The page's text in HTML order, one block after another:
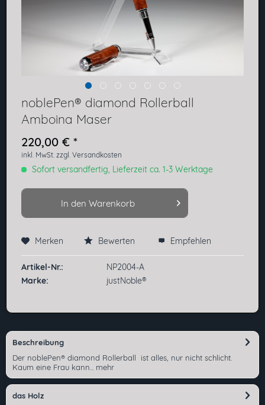
noblePen® diamond Rollerball
Amboina Maser
220,00 € *
inkl. MwSt. zzgl. Versandkosten
Sofort versandfertig, Lieferzeit ca. 1-3 Werktage
In den Warenkorb
Preis anfragen
Merken Bewerten Empfehlen
Artikel-Nr.:
NP2004-A
Marke:
justNoble®
Beschreibung
Der noblePen® diamond Rollerball ist alles, nur nicht schlicht.
Kaum eine Frau kann...
mehr
das Holz